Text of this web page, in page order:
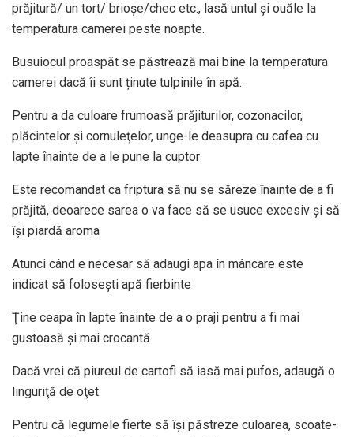
prăjitură/ un tort/ brioșe/chec etc., lasă untul și ouăle la
temperatura camerei peste noapte.
Busuiocul proaspăt se păstrează mai bine la temperatura
camerei dacă îi sunt ținute tulpinile în apă.
Pentru a da culoare frumoasă prăjiturilor, cozonacilor,
plăcintelor şi cornuleţelor, unge-le deasupra cu cafea cu
lapte înainte de a le pune la cuptor
Este recomandat ca friptura să nu se săreze înainte de a fi
prăjită, deoarece sarea o va face să se usuce excesiv şi să
îşi piardă aroma
Atunci când e necesar să adaugi apa în mâncare este
indicat să foloseşti apă fierbinte
Ţine ceapa în lapte înainte de a o praji pentru a fi mai
gustoasă şi mai crocantă
Dacă vrei că piureul de cartofi să iasă mai pufos, adaugă o
linguriţă de oţet.
Pentru că legumele fierte să îşi păstreze culoarea, scoate-